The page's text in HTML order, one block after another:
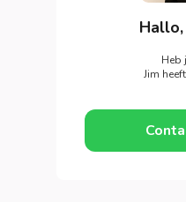
Heb
Jim